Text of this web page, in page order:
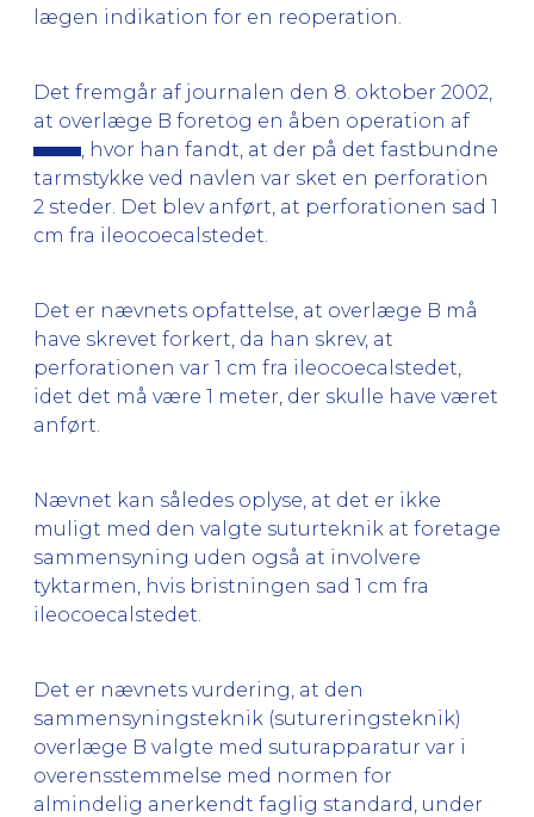
lægen indikation for en reoperation.
Det fremgår af journalen den 8. oktober 2002,
at overlæge B foretog en åben operation af
, hvor han fandt, at der på det fastbundne
tarmstykke ved navlen var sket en perforation
2 steder. Det blev anført, at perforationen sad 1
cm fra ileocoecalstedet.
Det er nævnets opfattelse, at overlæge B må
have skrevet forkert, da han skrev, at
perforationen var 1 cm fra ileocoecalstedet,
idet det må være 1 meter, der skulle have været
anført.
Nævnet kan således oplyse, at det er ikke
muligt med den valgte suturteknik at foretage
sammensyning uden også at involvere
tyktarmen, hvis bristningen sad 1 cm fra
ileocoecalstedet.
Det er nævnets vurdering, at den
sammensyningsteknik (sutureringsteknik)
overlæge B valgte med suturapparatur var i
overensstemmelse med normen for
almindelig anerkendt faglig standard, under